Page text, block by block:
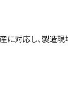
に対応し、製造